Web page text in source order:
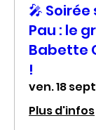
🎤
Pau : le
Babette
!
ven. 18
Plus d'infos